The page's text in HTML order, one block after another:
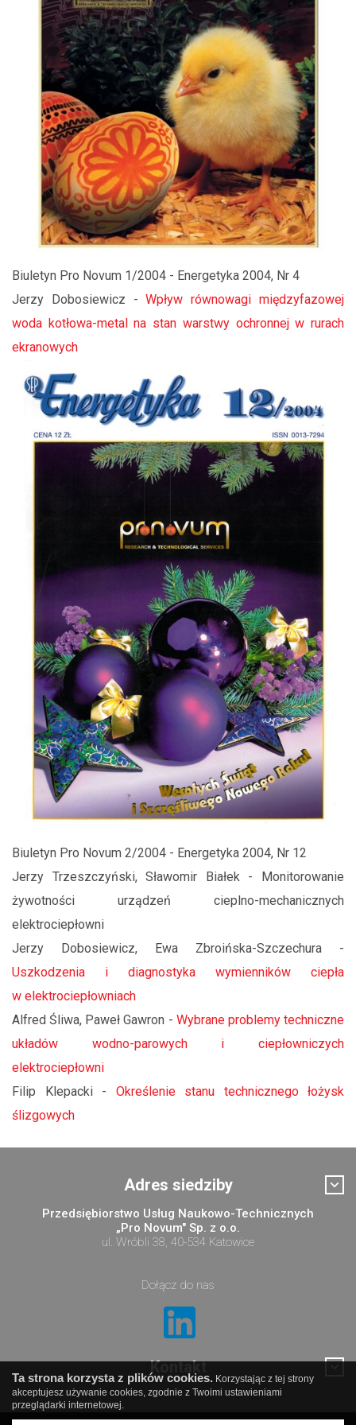
Biuletyn Pro Novum 1/2004 - Energetyka 2004, Nr 4
Jerzy Dobosiewicz - Wpływ równowagi międzyfazowej
woda kotłowa-metal na stan warstwy ochronnej w rurach
ekranowych
Biuletyn Pro Novum 2/2004 - Energetyka 2004, Nr 12
Jerzy Trzeszczyński, Sławomir Białek - Monitorowanie
żywotności urządzeń cieplno-mechanicznych
elektrociepłowni
Jerzy Dobosiewicz, Ewa Zbroińska-Szczechura -
Uszkodzenia i diagnostyka wymienników ciepła
w elektrociepłowniach
Alfred Śliwa, Paweł Gawron - Wybrane problemy techniczne
układów wodno-parowych i ciepłowniczych
elektrociepłowni
Filip Klepacki - Określenie stanu technicznego łożysk
ślizgowych
Adres siedziby
Przedsiębiorstwo Usług Naukowo-Technicznych
„Pro Novum" Sp. z o.o.
ul. Wróbli 38, 40-534 Katowice
Dołącz do nas
Kontakt
Ta strona korzysta z plików cookies. Korzystając z tej strony
akceptujesz używanie cookies, zgodnie z Twoimi ustawieniami
przeglądarki internetowej.